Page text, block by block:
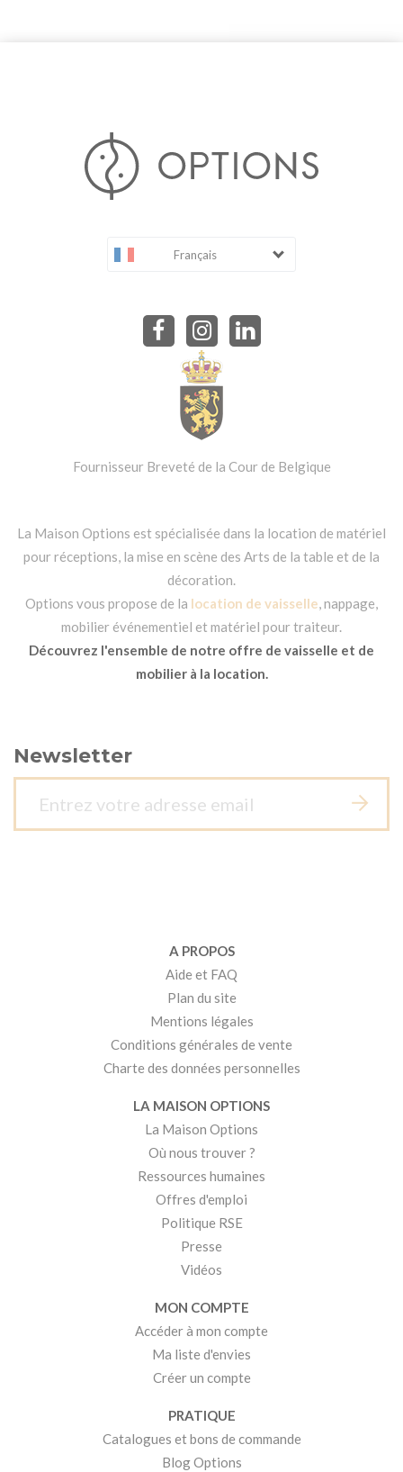
Français
Fournisseur Breveté de la Cour de Belgique
La Maison Options est spécialisée dans la location de matériel
pour réceptions, la mise en scène des Arts de la table et de la
décoration.
Options vous propose de la location de vaisselle, nappage,
mobilier événementiel et matériel pour traiteur.
Découvrez l'ensemble de notre offre de vaisselle et de
mobilier à la location.
Newsletter
A PROPOS
Aide et FAQ
Plan du site
Mentions légales
Conditions générales de vente
Charte des données personnelles
LA MAISON OPTIONS
La Maison Options
Où nous trouver ?
Ressources humaines
Offres d'emploi
Politique RSE
Presse
Vidéos
MON COMPTE
Accéder à mon compte
Ma liste d'envies
Créer un compte
PRATIQUE
Catalogues et bons de commande
Blog Options